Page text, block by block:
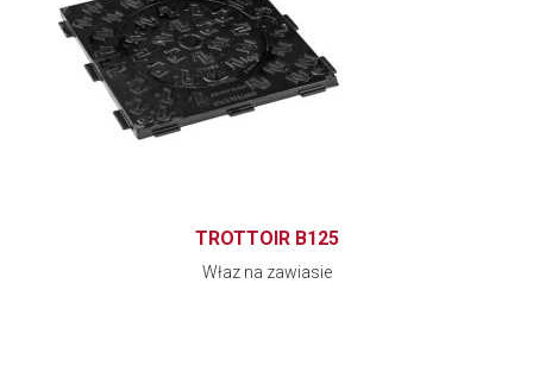
TROTTOIR B125
Właz na zawiasie